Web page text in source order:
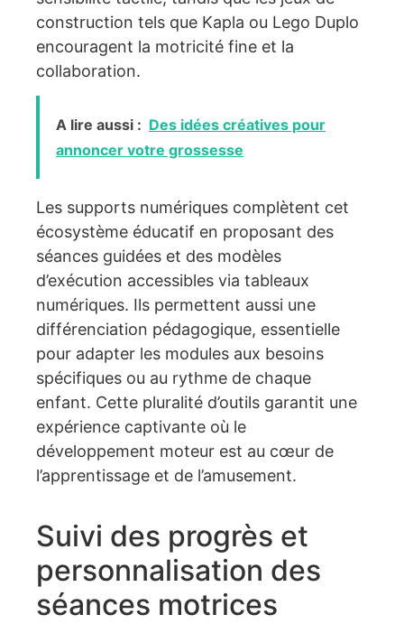
construction tels que Kapla ou Lego Duplo
encouragent la motricité fine et la
collaboration.
A lire aussi : Des idées créatives pour
annoncer votre grossesse
Les supports numériques complètent cet
écosystème éducatif en proposant des
séances guidées et des modèles
d’exécution accessibles via tableaux
numériques. Ils permettent aussi une
différenciation pédagogique, essentielle
pour adapter les modules aux besoins
spécifiques ou au rythme de chaque
enfant. Cette pluralité d’outils garantit une
expérience captivante où le
développement moteur est au cœur de
l’apprentissage et de l’amusement.
Suivi des progrès et
personnalisation des
séances motrices